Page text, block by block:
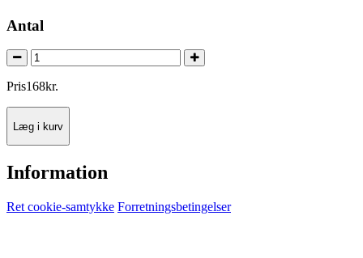
Antal
Pris168kr.
Læg i kurv
Information
Ret cookie-samtykke Forretningsbetingelser